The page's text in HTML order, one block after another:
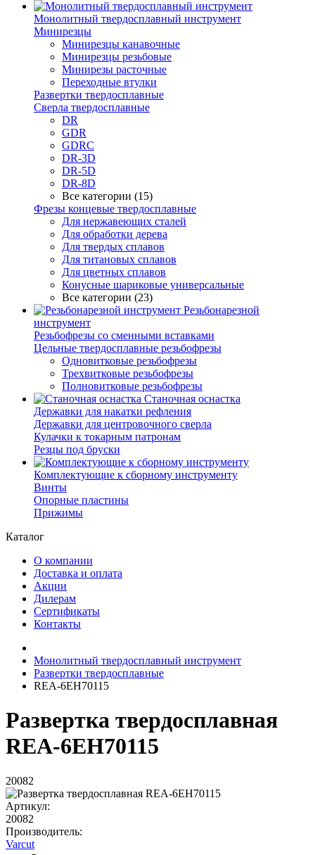
Монолитный твердосплавный инструмент
Минирезцы
Минирезцы канавочные
Минирезцы резьбовые
Минирезы расточные
Переходные втулки
Развертки твердосплавные
Сверла твердосплавные
DR
GDR
GDRC
DR-3D
DR-5D
DR-8D
Все категории (15)
Фрезы концевые твердосплавные
Для нержавеющих сталей
Для обработки дерева
Для твердых сплавов
Для титановых сплавов
Для цветных сплавов
Конусные шариковые универсальные
Все категории (23)
Резьбонарезной
инструмент
Резьбофрезы со сменными вставками
Цельные твердосплавные резьбофрезы
Одновитковые резьбофрезы
Трехвитковые резьбофрезы
Полновитковые резьбофрезы
Станочная оснастка
Державки для накатки рефления
Державки для центровочного сверла
Кулачки к токарным патронам
Резцы под бруски
Комплектующие к сборному инструменту
Винты
Опорные пластины
Прижимы
Каталог
О компании
Доставка и оплата
Акции
Дилерам
Сертификаты
Контакты
Монолитный твердосплавный инструмент
Развертки твердосплавные
REA-6EH70115
Развертка твердосплавная
REA-6EH70115
20082
Артикул:
20082
Производитель:
Varcut